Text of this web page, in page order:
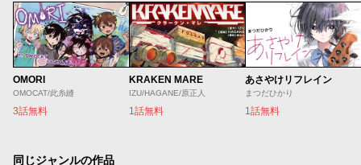
OMORI
OMOCAT/此糸縫
3話無料
KRAKEN MARE
IZU/HAGANE/原正人
1話無料
あさやけリフレイン
まつだひかり
1話無料
同じジャンルの作品